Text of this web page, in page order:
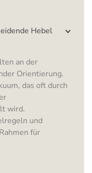
Hebel
an der
Orientierung.
das oft durch
wird.
und
für